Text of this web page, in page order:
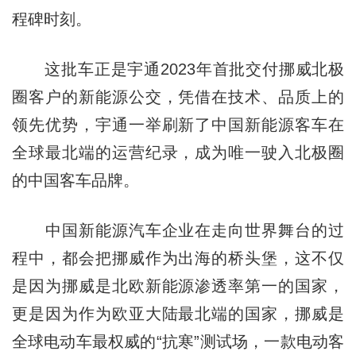
程碑时刻。
这批车正是宇通2023年首批交付挪威北极
圈客户的新能源公交，凭借在技术、品质上的
领先优势，宇通一举刷新了中国新能源客车在
全球最北端的运营纪录，成为唯一驶入北极圈
的中国客车品牌。
中国新能源汽车企业在走向世界舞台的过
程中，都会把挪威作为出海的桥头堡，这不仅
是因为挪威是北欧新能源渗透率第一的国家，
更是因为作为欧亚大陆最北端的国家，挪威是
全球电动车最权威的“抗寒”测试场，一款电动客